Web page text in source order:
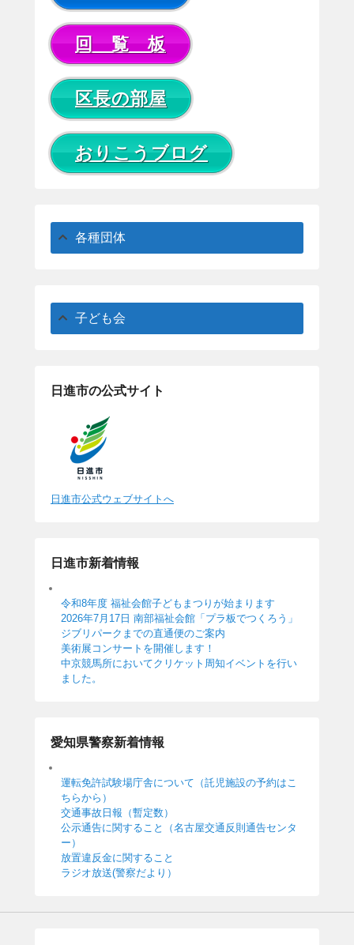
回 覧 板
区長の部屋
おりこうブログ
各種団体
子ども会
日進市の公式サイト
日進市公式ウェブサイトへ
日進市新着情報
令和8年度 福祉会館子どもまつりが始まります
2026年7月17日 南部福祉会館「プラ板でつくろう」
ジブリパークまでの直通便のご案内
美術展コンサートを開催します！
中京競馬所においてクリケット周知イベントを行い
ました。
愛知県警察新着情報
運転免許試験場庁舎について（託児施設の予約はこ
ちらから）
交通事故日報（暫定数）
公示通告に関すること（名古屋交通反則通告センタ
ー）
放置違反金に関すること
ラジオ放送(警察だより）